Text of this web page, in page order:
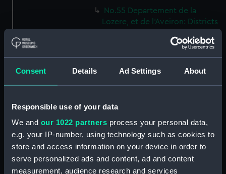
Consent Details Ad Settings About
Responsible use of your data
We and our 1022 partners process your personal data,
e.g. your IP-number, using technology such as cookies to
store and access information on your device in order to
serve personalized ads and content, ad and content
measurement, audience research and services
No.55 Departement de la
Lozere, et de l'Aveiron: Districts
Mende, Florac, Meyrveis,
de Milhau, Vigan, St Affrique
l'Herault: Districts de Lodeve,
Bezier, St Pons (Map; Print)
(PBH8042(55))